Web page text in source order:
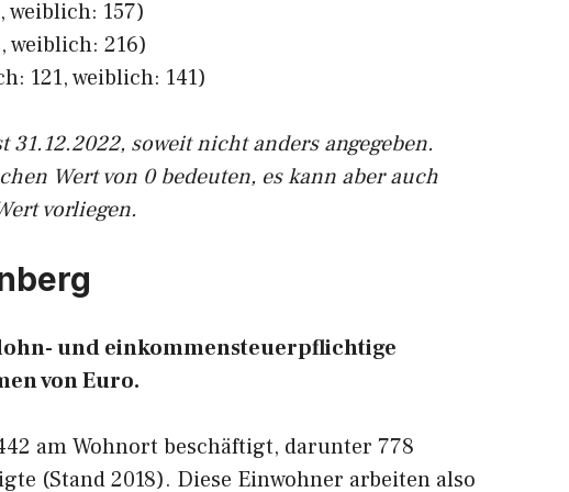
weiblich: 157)
weiblich: 216)
121, weiblich: 141)
soweit nicht anders angegeben.
Wert von 0 bedeuten, es kann aber auch
vorliegen.
und einkommensteuerpflichtige
von Euro.
am Wohnort beschäftigt, darunter 778
(Stand 2018). Diese Einwohner arbeiten also